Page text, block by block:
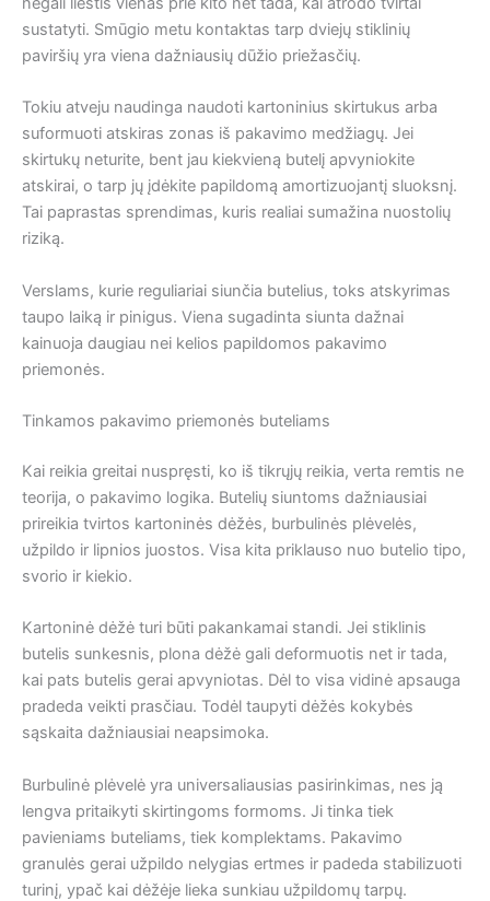
sustatyti. Smūgio metu kontaktas tarp dviejų stiklinių
paviršių yra viena dažniausių dūžio priežasčių.
Tokiu atveju naudinga naudoti kartoninius skirtukus arba
suformuoti atskiras zonas iš pakavimo medžiagų. Jei
skirtukų neturite, bent jau kiekvieną butelį apvyniokite
atskirai, o tarp jų įdėkite papildomą amortizuojantį sluoksnį.
Tai paprastas sprendimas, kuris realiai sumažina nuostolių
riziką.
Verslams, kurie reguliariai siunčia butelius, toks atskyrimas
taupo laiką ir pinigus. Viena sugadinta siunta dažnai
kainuoja daugiau nei kelios papildomos pakavimo
priemonės.
Tinkamos pakavimo priemonės buteliams
Kai reikia greitai nuspręsti, ko iš tikrųjų reikia, verta remtis ne
teorija, o pakavimo logika. Butelių siuntoms dažniausiai
prireikia tvirtos kartoninės dėžės, burbulinės plėvelės,
užpildo ir lipnios juostos. Visa kita priklauso nuo butelio tipo,
svorio ir kiekio.
Kartoninė dėžė turi būti pakankamai standi. Jei stiklinis
butelis sunkesnis, plona dėžė gali deformuotis net ir tada,
kai pats butelis gerai apvyniotas. Dėl to visa vidinė apsauga
pradeda veikti prasčiau. Todėl taupyti dėžės kokybės
sąskaita dažniausiai neapsimoka.
Burbulinė plėvelė yra universaliausias pasirinkimas, nes ją
lengva pritaikyti skirtingoms formoms. Ji tinka tiek
pavieniams buteliams, tiek komplektams. Pakavimo
granulės gerai užpildo nelygias ertmes ir padeda stabilizuoti
turinį, ypač kai dėžėje lieka sunkiau užpildomų tarpų.